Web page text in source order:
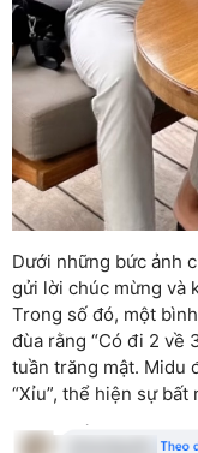
Dưới những bức ảnh
gửi lời chúc mừng và
Trong số đó, một
đùa rằng “Có đi 2 về
tuần trăng mật. Midu
“Xỉu”, thể hiện sự